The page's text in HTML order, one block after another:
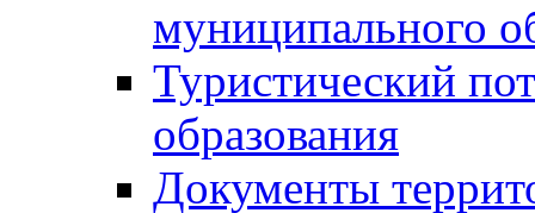
муниципального
Туристический
образования
Документы